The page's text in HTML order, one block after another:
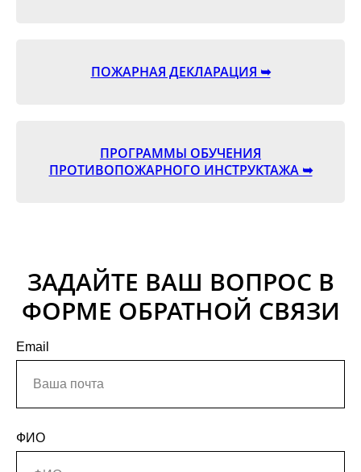
ПОЖАРНАЯ ДЕКЛАРАЦИЯ ➥
ПРОГРАММЫ ОБУЧЕНИЯ
ПРОТИВОПОЖАРНОГО ИНСТРУКТАЖА ➥
ЗАДАЙТЕ ВАШ ВОПРОС В
ФОРМЕ ОБРАТНОЙ СВЯЗИ
Email
ФИО